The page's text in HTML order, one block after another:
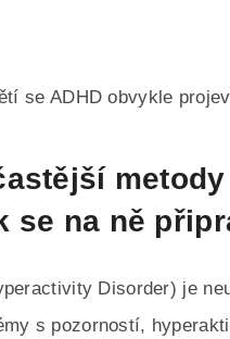
se ADHD obvykle
se na ně
Disorder) je
s pozorností,